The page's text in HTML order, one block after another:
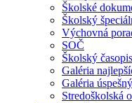
Školské
Školský
Výchovná
SOČ
Školský
Galéria
Galéria
Stredoškolská